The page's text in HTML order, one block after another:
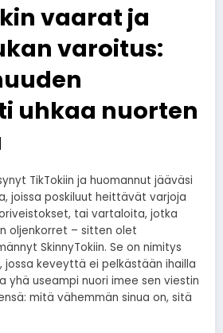
vaarat ja
varoitus:
uhkaa nuorten
TikTokiin ja huomannut jääväsi
joissa poskiluut heittävät varjoja
tai vartaloita, jotka
oljenkorret – sitten olet
SkinnyTokiin. Se on nimitys
jossa keveyttä ei pelkästään ihailla
yhä useampi nuori imee sen viestin
mitä vähemmän sinua on, sitä